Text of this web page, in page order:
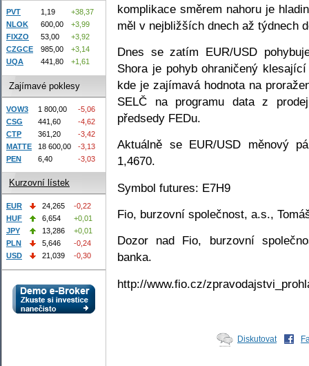
komplikace směrem nahoru je
měl v nejbližších dnech až týdnech
Dnes se zatím EUR/USD
Shora je pohyb ohraničený
kde je zajímavá hodnota na
SELČ na programu data z
předsedy FEDu.
Aktuálně se EUR/USD měnový
1,4670.
Symbol futures: E7H9
Fio, burzovní společnost, a.s.,
Dozor nad Fio, burzovní
banka.
http://www.fio.cz/
Diskutovat
PVT 1,19
+38,37
NLOK
600,00
+3,99
FIXZO
53,00
+3,92
CZGCE
985,00
+3,14
UQA
441,80 +1,61
Zajímavé poklesy
VOW3 1 800,00
-5,06
CSG
441,60
-4,62
CTP
361,20
-3,42
MATTE
18 600,00
-3,13
PEN
6,40 -3,03
Kurzovní lístek
EUR 24,265
-0,22
HUF
6,654
+0,01
JPY
13,286
+0,01
PLN
5,646
-0,24
USD
21,039 -0,30